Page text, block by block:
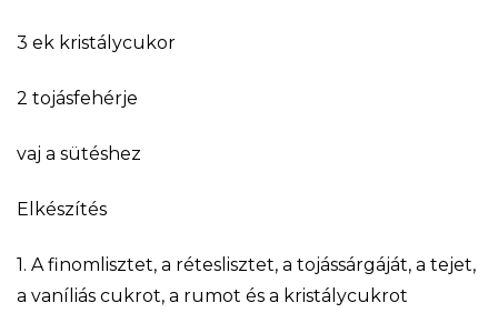
3 ek kristálycukor
2 tojásfehérje
vaj a sütéshez
Elkészítés
1. A finomlisztet, a réteslisztet, a tojássárgáját, a tejet,
a vaníliás cukrot, a rumot és a kristálycukrot